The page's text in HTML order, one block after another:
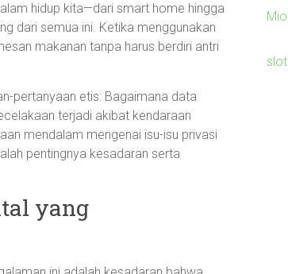
hidup kita—dari smart home hingga
dari semua ini. Ketika menggunakan
makanan tanpa harus berdiri antri
pertanyaan etis: Bagaimana data
terjadi akibat kendaraan
mendalam mengenai isu-isu privasi
pentingnya kesadaran serta
yang